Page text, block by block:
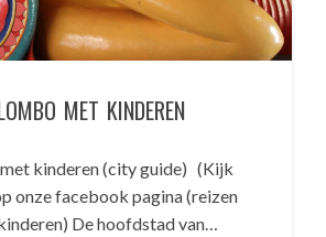
MET KINDEREN
kinderen (city guide) (Kijk
onze facebook pagina (reizen
De hoofdstad van…